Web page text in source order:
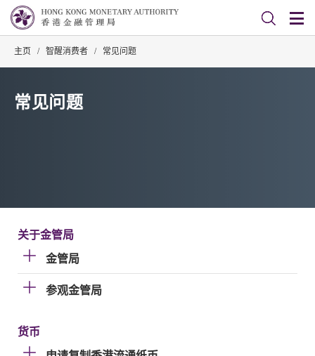
主页 / 智醒消费者 / 常见问题
常见问题
关于金管局
金管局
参观金管局
货币